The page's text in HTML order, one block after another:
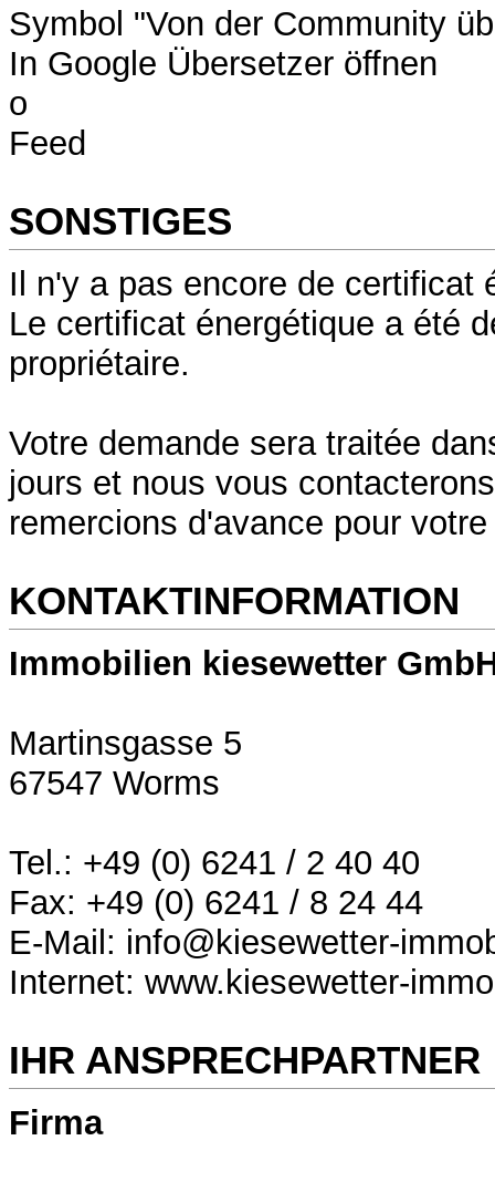
Symbol "Von der Community
In Google Übersetzer öffnen
o
Feed
SONSTIGES
Il n'y a pas encore de certificat
Le certificat énergétique a été
propriétaire.
Votre demande sera traitée
jours et nous vous
remercions d'avance pour
KONTAKTINFORMATION
Immobilien kiesewetter
Martinsgasse 5
67547 Worms
Tel.: +49 (0) 6241 / 2 40 40
Fax: +49 (0) 6241 / 8 24 44
E-Mail: info@kiesewetter-
Internet: www.kiesewetter-
IHR ANSPRECHPARTNER
Firma